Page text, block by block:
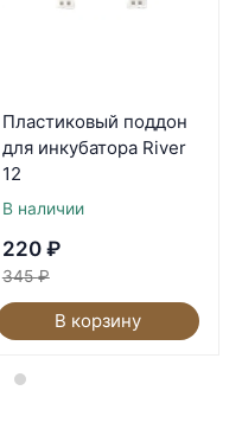
Пластиковый поддон
для инкубатора River
12
В наличии
220 ₽
345 ₽
В корзину